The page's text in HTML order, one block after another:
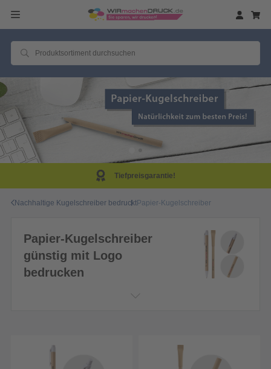
Tiefpreisgarantie!
Nachhaltige Kugelschreiber bedrucktPapier-Kugelschreiber
Papier-Kugelschreiber
günstig mit Logo
bedrucken